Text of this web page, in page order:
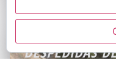
DESPEDIDAS